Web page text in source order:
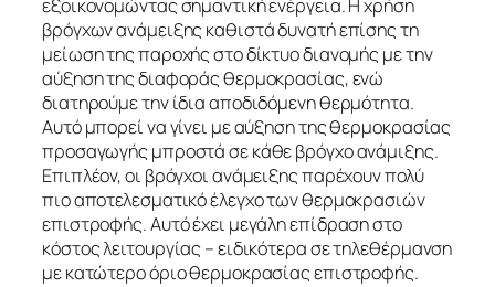
εξοικονομώντας σημαντική ενέργεια. Η χρήση
βρόγχων ανάμειξης καθιστά δυνατή επίσης τη
μείωση της παροχής στο δίκτυο διανομής με την
αύξηση της διαφοράς θερμοκρασίας, ενώ
διατηρούμε την ίδια αποδιδόμενη θερμότητα.
Αυτό μπορεί να γίνει με αύξηση της θερμοκρασίας
προσαγωγής μπροστά σε κάθε βρόγχο ανάμιξης.
Επιπλέον, οι βρόγχοι ανάμειξης παρέχουν πολύ
πιο αποτελεσματικό έλεγχο των θερμοκρασιών
επιστροφής. Αυτό έχει μεγάλη επίδραση στο
κόστος λειτουργίας – ειδικότερα σε τηλεθέρμανση
με κατώτερο όριο θερμοκρασίας επιστροφής.